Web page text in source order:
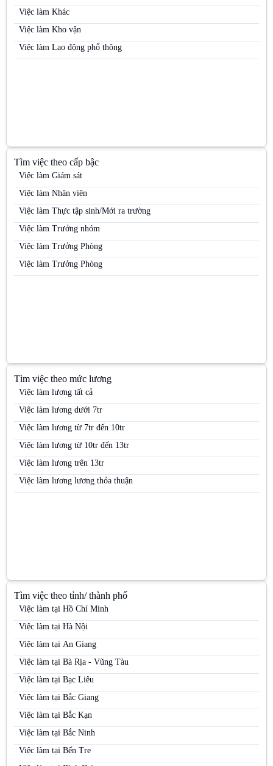
Việc làm Nhân viên kinh doanh hàng tiêu dùng
Việc làm Nhân viên kinh doanh kênh MT
Việc làm Nhân viên kinh doanh mỹ phẩm
Việc làm Nhân viên kinh doanh thị trường
Việc làm Nhân viên tiếp thị
Việc làm Nhân viên trưng bày
Việc làm Nhân viên Trưng bày
Việc làm Nhân viên tư vấn bán hàng / Tư vấn viên
Việc làm Nhân viên tư vấn bán hàng ngành Dược / OTC / ETC
Việc làm Nhân viên văn phòng
Việc làm PG
Việc làm PG / PB Bán hàng
Việc làm Trưng bày
Việc làm Trưởng nhóm kinh doanh (Sales Team Leader)
Việc làm Trưởng nhóm PG
Việc làm Việc làm kho vận
Việc làm Việc làm sinh viên
Việc làm Việc làm thời vụ
Việc làm Việc làm văn phòng
Việc làm Khác
Việc làm Kho vận
Việc làm Lao động phổ thông
Tìm việc theo cấp bậc
Việc làm Giám sát
Việc làm Nhân viên
Việc làm Thực tập sinh/Mới ra trường
Việc làm Trưởng nhóm
Việc làm Trưởng Phòng
Việc làm Trưởng Phòng
Tìm việc theo mức lương
Việc làm lương tất cả
Việc làm lương dưới 7tr
Việc làm lương từ 7tr đến 10tr
Việc làm lương từ 10tr đến 13tr
Việc làm lương trên 13tr
Việc làm lương lương thỏa thuận
Tìm việc theo tỉnh/ thành phố
Việc làm tại Hồ Chí Minh
Việc làm tại Hà Nội
Việc làm tại An Giang
Việc làm tại Bà Rịa - Vũng Tàu
Việc làm tại Bạc Liêu
Việc làm tại Bắc Giang
Việc làm tại Bắc Kạn
Việc làm tại Bắc Ninh
Việc làm tại Bến Tre